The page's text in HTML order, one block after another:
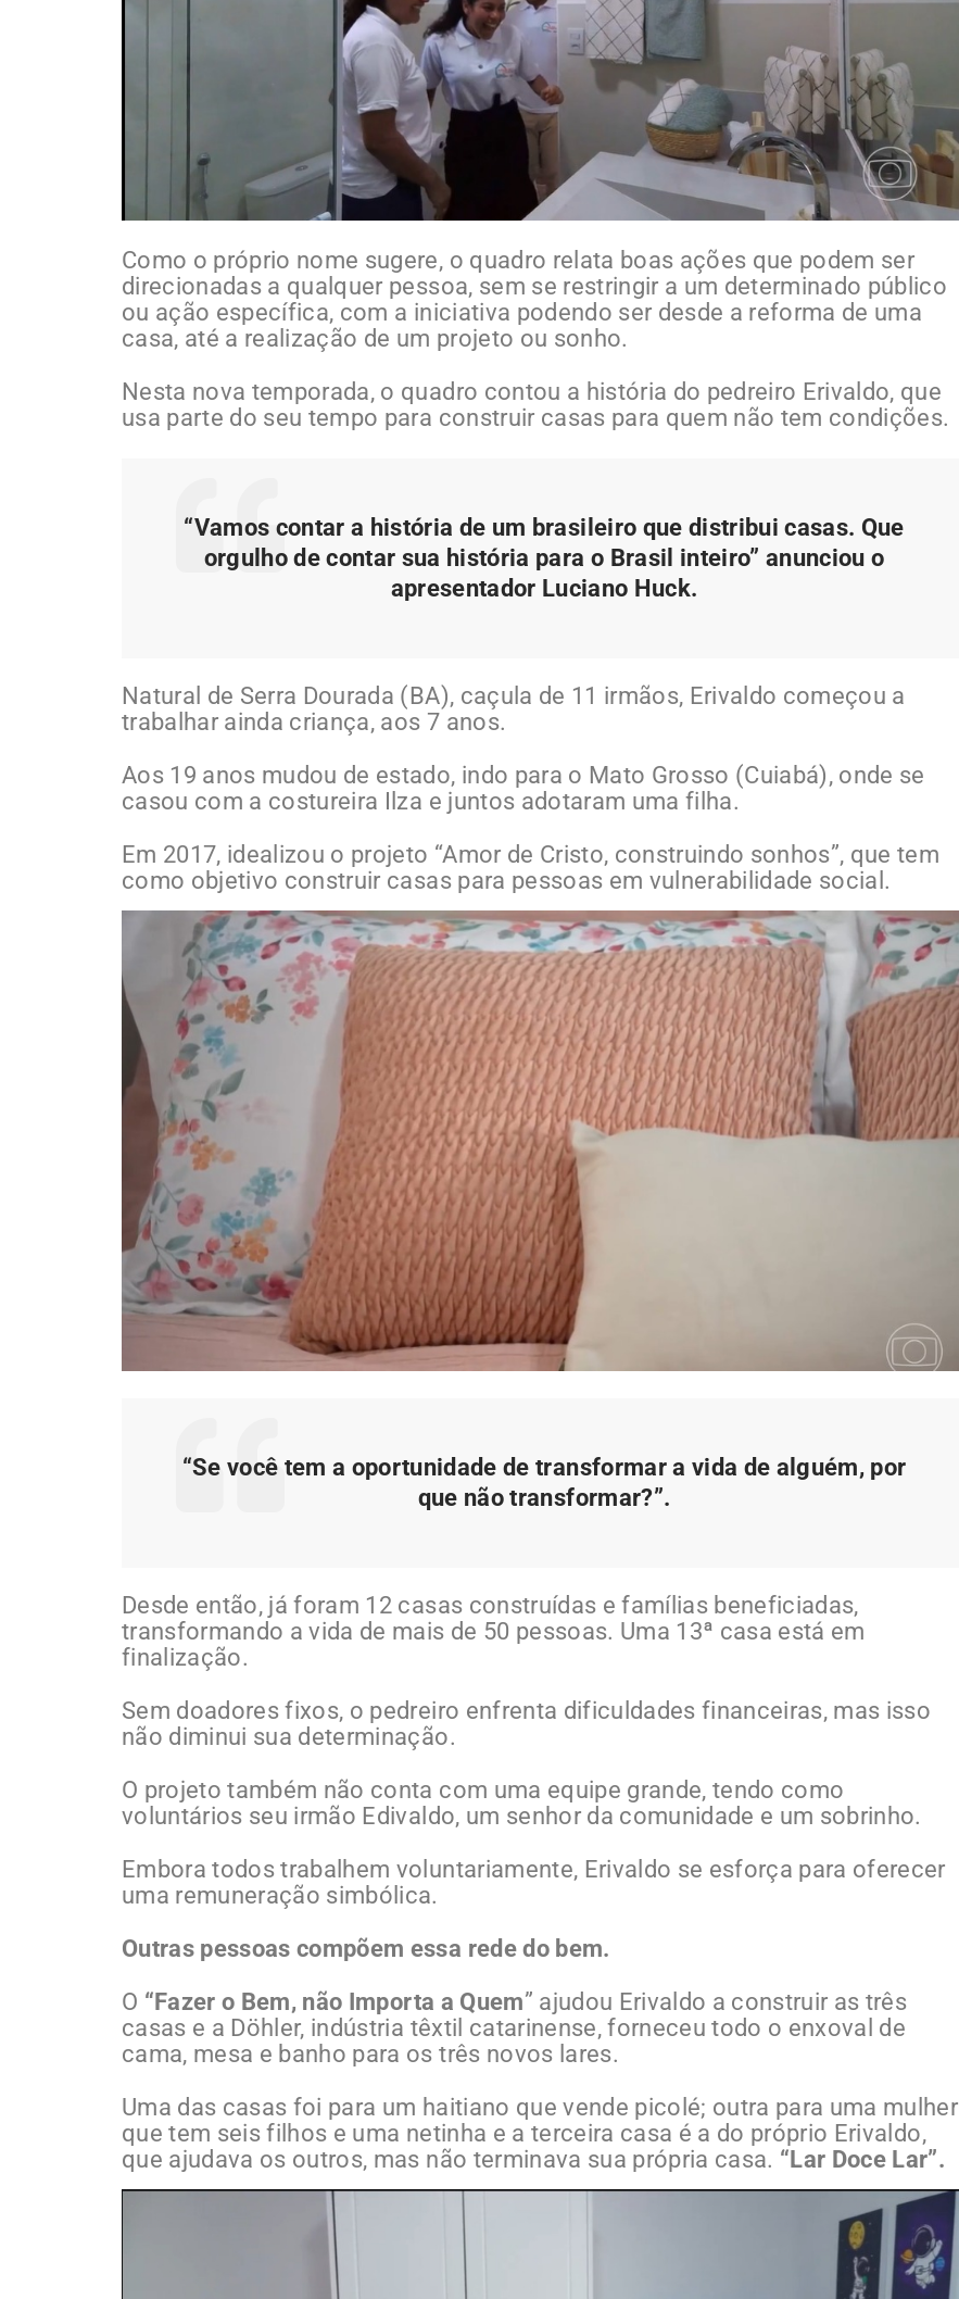
Como o próprio nome sugere, o quadro relata boas ações que podem ser
direcionadas a qualquer pessoa, sem se restringir a um determinado público
ou ação específica, com a iniciativa podendo ser desde a reforma de uma
casa, até a realização de um projeto ou sonho.
Nesta nova temporada, o quadro contou a história do pedreiro Erivaldo, que
usa parte do seu tempo para construir casas para quem não tem condições.
“Vamos contar a história de um brasileiro que distribui casas. Que
orgulho de contar sua história para o Brasil inteiro” anunciou o
apresentador Luciano Huck.
Natural de Serra Dourada (BA), caçula de 11 irmãos, Erivaldo começou a
trabalhar ainda criança, aos 7 anos.
Aos 19 anos mudou de estado, indo para o Mato Grosso (Cuiabá), onde se
casou com a costureira Ilza e juntos adotaram uma filha.
Em 2017, idealizou o projeto “Amor de Cristo, construindo sonhos”, que tem
como objetivo construir casas para pessoas em vulnerabilidade social.
“Se você tem a oportunidade de transformar a vida de alguém, por
que não transformar?”.
Desde então, já foram 12 casas construídas e famílias beneficiadas,
transformando a vida de mais de 50 pessoas. Uma 13ª casa está em
finalização.
Sem doadores fixos, o pedreiro enfrenta dificuldades financeiras, mas isso
não diminui sua determinação.
O projeto também não conta com uma equipe grande, tendo como
voluntários seu irmão Edivaldo, um senhor da comunidade e um sobrinho.
Embora todos trabalhem voluntariamente, Erivaldo se esforça para oferecer
uma remuneração simbólica.
Outras pessoas compõem essa rede do bem.
O “Fazer o Bem, não Importa a Quem” ajudou Erivaldo a construir as três
casas e a Döhler, indústria têxtil catarinense, forneceu todo o enxoval de
cama, mesa e banho para os três novos lares.
Uma das casas foi para um haitiano que vende picolé; outra para uma mulher
que tem seis filhos e uma netinha e a terceira casa é a do próprio Erivaldo,
que ajudava os outros, mas não terminava sua própria casa. “Lar Doce Lar”.